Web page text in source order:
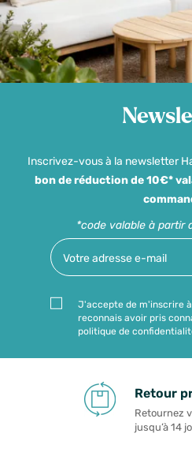
Inscrivez-vous à la newsletter
bon de réduction de 10€*
*code valable à partir
J'accepte de m'inscrire
reconnais avoir pris
politique de
Retour
Retournez
jusqu’à 14